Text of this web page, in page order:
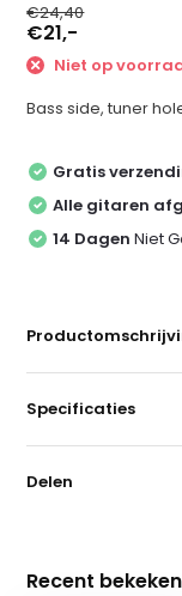
€24,40
€21,-
Niet op
Bass side, tuner
Gratis
Alle gitaren
14 Dagen Niet
Specificaties
Delen
Recent bekeken